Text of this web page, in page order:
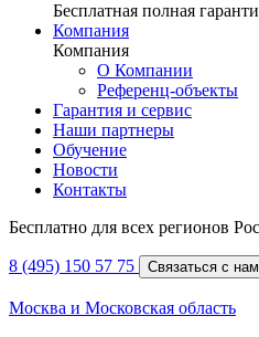
Бесплатная полная
Компания
Компания
О Компании
Референц-объекты
Гарантия и сервис
Наши партнеры
Обучение
Новости
Контакты
Бесплатно для всех регионов
8 (495) 150 57 75 Связаться с
Москва и Московская область